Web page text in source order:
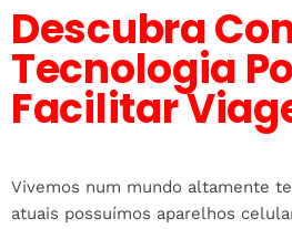
Descubra
Tecnologia
Facilitar
Vivemos num mundo altamente
atuais possuímos aparelhos